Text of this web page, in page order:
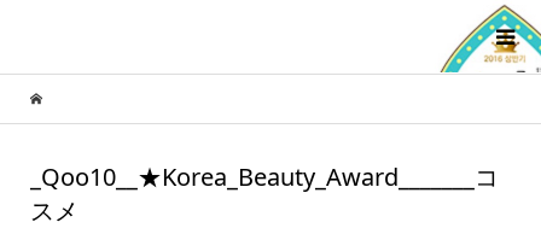
_Qoo10__★Korea_Beauty_Award_______コ
スメ